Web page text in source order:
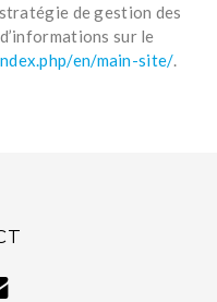
de gestion des
sur le
en/main-site/.